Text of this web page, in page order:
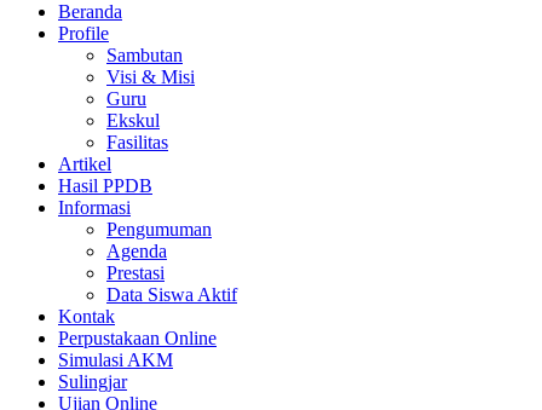
Beranda
Profile
Sambutan
Visi & Misi
Guru
Ekskul
Fasilitas
Artikel
Hasil PPDB
Informasi
Pengumuman
Agenda
Prestasi
Data Siswa Aktif
Kontak
Perpustakaan Online
Simulasi AKM
Sulingjar
Ujian Online